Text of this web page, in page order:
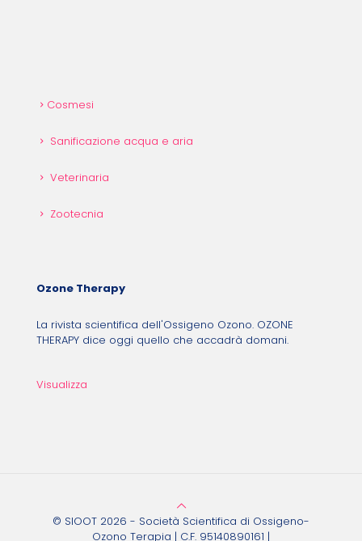
Cosmesi
Sanificazione acqua e aria
Veterinaria
Zootecnia
Ozone Therapy
La rivista scientifica dell'Ossigeno Ozono. OZONE
THERAPY dice oggi quello che accadrà domani.
Visualizza
© SIOOT 2026 - Società Scientifica di Ossigeno-
Ozono Terapia | C.F. 95140890161 |